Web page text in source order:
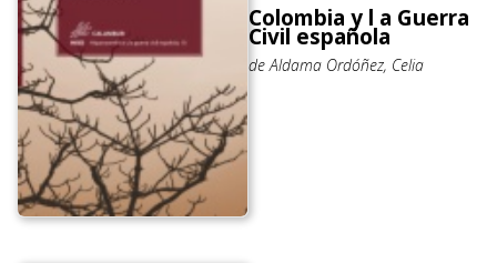
Colombia y l a Guerra
Civil española
de Aldama Ordóñez, Celia